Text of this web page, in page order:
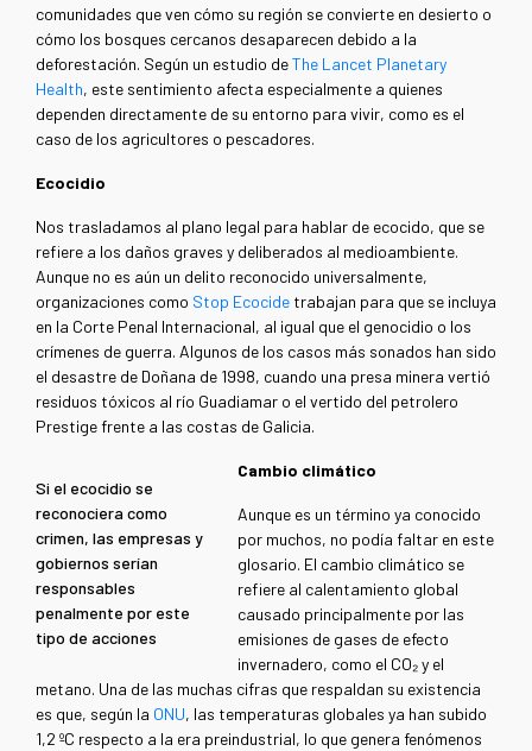
comunidades que ven cómo su región se convierte en desierto o
cómo los bosques cercanos desaparecen debido a la
deforestación. Según un estudio deThe Lancet Planetary
Health, este sentimiento afecta especialmente a quienes
dependen directamente de su entorno para vivir, como es el
caso de los agricultores o pescadores.
Ecocidio
Nos trasladamos al plano legal para hablar de ecocido, que se
refiere a los daños graves y deliberados al medioambiente.
Aunque no es aún un delito reconocido universalmente,
organizaciones como Stop Ecocide trabajan para que se incluya
en la Corte Penal Internacional, al igual que el genocidio o los
crímenes de guerra. Algunos de los casos más sonados han sido
el desastre de Doñana de 1998, cuando una presa minera vertió
residuos tóxicos al río Guadiamar o el vertido del petrolero
Prestige frente a las costas de Galicia.
Si el ecocidio se
reconociera como
crimen, las empresas y
gobiernos serían
responsables
penalmente por este
tipo de acciones
Cambio climático
Aunque es un término ya conocido
por muchos, no podía faltar en este
glosario. El cambio climático se
refiere al calentamiento global
causado principalmente por las
emisiones de gases de efecto
invernadero, como el CO₂ y el
metano. Una de las muchas cifras que respaldan su existencia
es que, según la ONU, las temperaturas globales ya han subido
1,2 ºC respecto a la era preindustrial, lo que genera fenómenos